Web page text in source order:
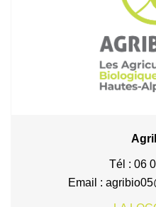
Tél : 06
Email :